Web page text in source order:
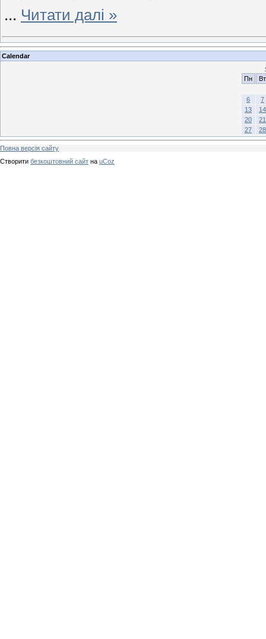
... Читати далі »
Calendar
Пн
Вт
6
7
13
14
20
21
27
28
Повна версія сайту
Створити безкоштовний сайт на uCoz